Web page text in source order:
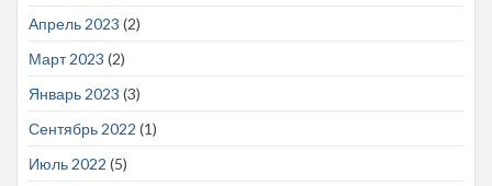
Апрель 2023 (2)
Март 2023 (2)
Январь 2023 (3)
Сентябрь 2022 (1)
Июль 2022 (5)